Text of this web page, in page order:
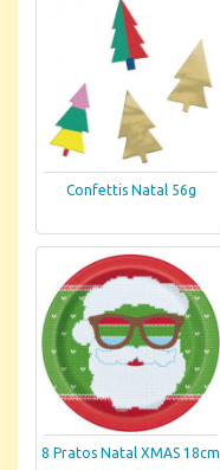
Confettis Natal 56g
8 Pratos Natal XMAS 18cm